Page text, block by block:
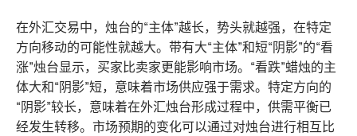
在外汇交易中，烛台的“主体”越长，势头就越强，在特定
方向移动的可能性就越大。带有大“主体”和短“阴影”的“看
涨”烛台显示，买家比卖家更能影响市场。“看跌”蜡烛的主
体大和“阴影”短，意味着市场供应强于需求。特定方向的
“阴影”较长，意味着在外汇烛台形成过程中，供需平衡已
经发生转移。市场预期的变化可以通过对烛台进行相互比